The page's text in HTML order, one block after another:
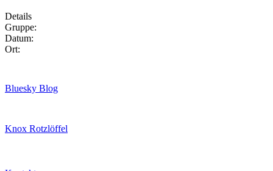
Details
Gruppe:
Datum:
Ort:
Bluesky Blog
Knox Rotzlöffel